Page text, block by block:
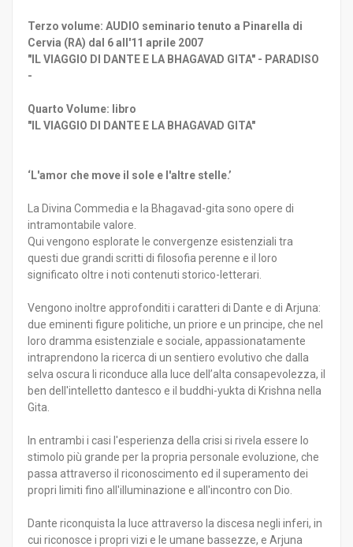
Terzo volume: AUDIO seminario tenuto a Pinarella di
Cervia (RA) dal 6 all'11 aprile 2007
"IL VIAGGIO DI DANTE E LA BHAGAVAD GITA" - PARADISO
-
Quarto Volume: libro
"IL VIAGGIO DI DANTE E LA BHAGAVAD GITA"
‘L'amor che move il sole e l'altre stelle.’
La Divina Commedia e la Bhagavad-gita sono opere di
intramontabile valore.
Qui vengono esplorate le convergenze esistenziali tra
questi due grandi scritti di filosofia perenne e il loro
significato oltre i noti contenuti storico-letterari.
Vengono inoltre approfonditi i caratteri di Dante e di Arjuna:
due eminenti figure politiche, un priore e un principe, che nel
loro dramma esistenziale e sociale, appassionatamente
intraprendono la ricerca di un sentiero evolutivo che dalla
selva oscura li riconduce alla luce dell’alta consapevolezza, il
ben dell'intelletto dantesco e il buddhi-yukta di Krishna nella
Gita.
In entrambi i casi l'esperienza della crisi si rivela essere lo
stimolo più grande per la propria personale evoluzione, che
passa attraverso il riconoscimento ed il superamento dei
propri limiti fino all'illuminazione e all'incontro con Dio.
Dante riconquista la luce attraverso la discesa negli inferi, in
cui riconosce i propri vizi e le umane bassezze, e Arjuna